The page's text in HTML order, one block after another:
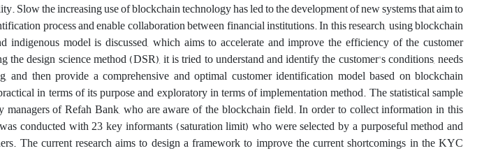
Slow the increasing use of blockchain technology has led to the development of new systems that aim to
process and enable collaboration between financial institutions. In this research, using blockchain
indigenous model is discussed, which aims to accelerate and improve the efficiency of the customer
the design science method (DSR), it is tried to understand and identify the customer's conditions, needs
and then provide a comprehensive and optimal customer identification model based on blockchain
in terms of its purpose and exploratory in terms of implementation method. The statistical sample
of Refah Bank, who are aware of the blockchain field. In order to collect information in this
conducted with 23 key informants (saturation limit) who were selected by a purposeful method and
The current research aims to design a framework to improve the current shortcomings in the KYC